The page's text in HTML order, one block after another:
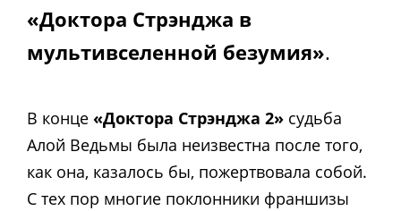
«Доктора Стрэнджа в
мультивселенной безумия».
В конце «Доктора Стрэнджа 2» судьба
Алой Ведьмы была неизвестна после того,
как она, казалось бы, пожертвовала собой.
С тех пор многие поклонники франшизы